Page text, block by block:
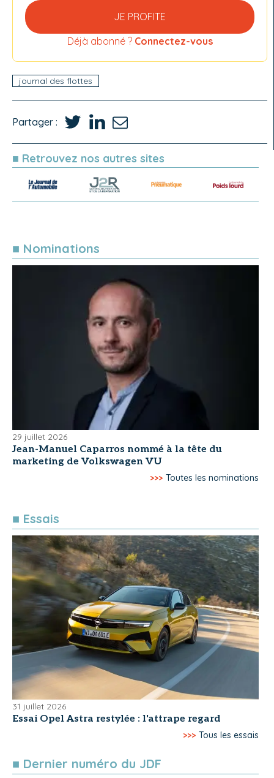
JE PROFITE
Déjà abonné ? Connectez-vous
journal des flottes
Partager :
■ Retrouvez nos autres sites
■ Nominations
29 juillet 2026
Jean-Manuel Caparros nommé à la tête du
marketing de Volkswagen VU
>>> Toutes les nominations
■ Essais
31 juillet 2026
Essai Opel Astra restylée : l'attrape regard
>>> Tous les essais
■ Dernier numéro du JDF